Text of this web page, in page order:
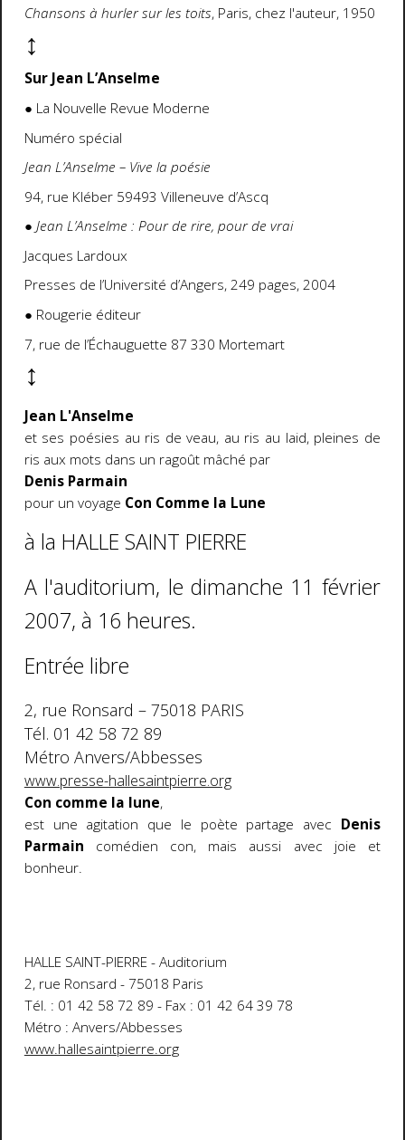
Chansons à hurler sur les toits, Paris, chez l'auteur, 1950
↕
Sur Jean L’Anselme
● La Nouvelle Revue Moderne
Numéro spécial
Jean L’Anselme – Vive la poésie
94, rue Kléber 59493 Villeneuve d’Ascq
● Jean L’Anselme : Pour de rire, pour de vrai
Jacques Lardoux
Presses de l’Université d’Angers, 249 pages, 2004
● Rougerie éditeur
7, rue de l’Échauguette 87 330 Mortemart
↕
Jean L'Anselme
et ses poésies au ris de veau, au ris au laid, pleines de
ris aux mots dans un ragoût mâché par
Denis Parmain
pour un voyage Con Comme la Lune
à la HALLE SAINT PIERRE
A l'auditorium, le dimanche 11 février
2007, à 16 heures.
Entrée libre
2, rue Ronsard – 75018 PARIS
Tél. 01 42 58 72 89
Métro Anvers/Abbesses
www.presse-hallesaintpierre.org
Con comme la lune,
est une agitation que le poète partage avec Denis
Parmain
comédien con, mais aussi avec joie et
bonheur.
HALLE SAINT-PIERRE - Auditorium
2, rue Ronsard - 75018 Paris
Tél. : 01 42 58 72 89 - Fax : 01 42 64 39 78
Métro : Anvers/Abbesses
www.hallesaintpierre.org